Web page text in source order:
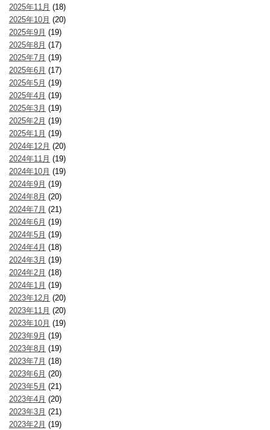
2025年11月 (18)
2025年10月 (20)
2025年9月 (19)
2025年8月 (17)
2025年7月 (19)
2025年6月 (17)
2025年5月 (19)
2025年4月 (19)
2025年3月 (19)
2025年2月 (19)
2025年1月 (19)
2024年12月 (20)
2024年11月 (19)
2024年10月 (19)
2024年9月 (19)
2024年8月 (20)
2024年7月 (21)
2024年6月 (19)
2024年5月 (19)
2024年4月 (18)
2024年3月 (19)
2024年2月 (18)
2024年1月 (19)
2023年12月 (20)
2023年11月 (20)
2023年10月 (19)
2023年9月 (19)
2023年8月 (19)
2023年7月 (18)
2023年6月 (20)
2023年5月 (21)
2023年4月 (20)
2023年3月 (21)
2023年2月 (19)